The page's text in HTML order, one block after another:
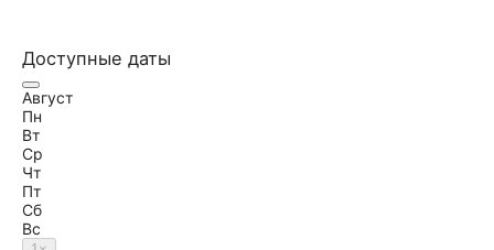
Доступные даты
Август
Пн
Вт
Ср
Чт
Пт
Сб
Вс